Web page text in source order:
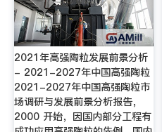
2021年高强陶粒发展前景分析
- 2021-2027年中国高强陶粒
2021-2027年中国高强陶粒市
场调研与发展前景分析报告，
2000 开始，因国内部分工程有